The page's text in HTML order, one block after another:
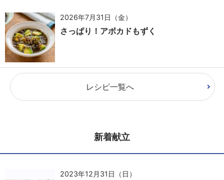
2026年7月31日（金）
さっぱり！アボカドもずく
レシピ一覧へ
新着献立
2023年12月31日（日）